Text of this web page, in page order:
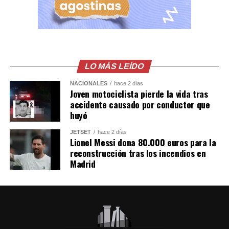
LO MÁS LEÍDO
NACIONALES hace 2 días
Joven motociclista pierde la vida tras
accidente causado por conductor que
huyó
JETSET hace 2 días
Lionel Messi dona 80.000 euros para la
reconstrucción tras los incendios en
Madrid